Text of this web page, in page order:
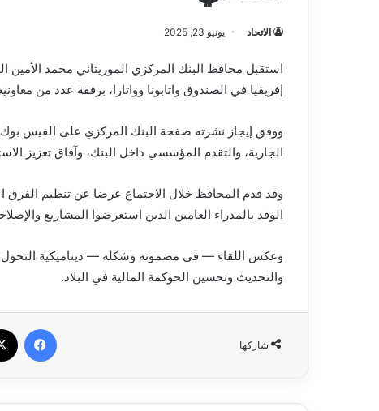
الاتحاد يونيو 23, 2025
استقبل محافظ البنك المركزي الموريتاني محمد الأمين
إفريقيا في الصندوق واتابونا وواتارا، برفقة عدد من
ووفق إيجاز نشرته صفحة البنك المركزي على الفيس
الجارية، والتقدم المؤسسي داخل البنك، وآفاق تعزيز
وقد قدم المحافظ خلال الاجتماع عرضا عن تنظيم الفرق
الوفد بالمدراء العامين الذين استعرضوا المشاريع
وعكس اللقاء — في مضمونه وشكله — ديناميكية التحول
والتحديث وتحسين الحوكمة المالية في البلاد.
شاركها